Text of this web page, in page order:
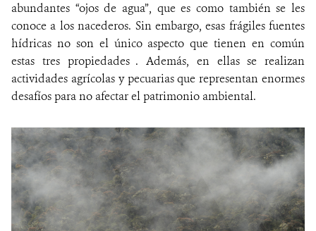
MECANISMO DE ATENCIÓN DE QUEJAS Y RECLAMOS
DONA
abundantes “ojos de agua”, que es como también se les
conoce a los nacederos. Sin embargo, esas frágiles fuentes
hídricas no son el único aspecto que tienen en común
estas tres propiedades . Además, en ellas se realizan
actividades agrícolas y pecuarias que representan enormes
desafíos para no afectar el patrimonio ambiental.